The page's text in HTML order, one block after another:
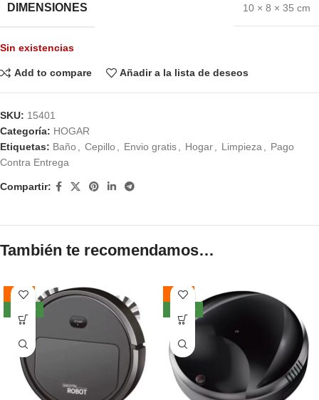
DIMENSIONES 10 × 8 × 35 cm
Sin existencias
Add to compare Añadir a la lista de deseos
SKU: 15401
Categoría: HOGAR
Etiquetas: Baño Cepillo Envio gratis Hogar Limpieza
Pago
Contra Entrega
Compartir:
También te recomendamos…
-48%
NUEVO
-48%
NUEVO